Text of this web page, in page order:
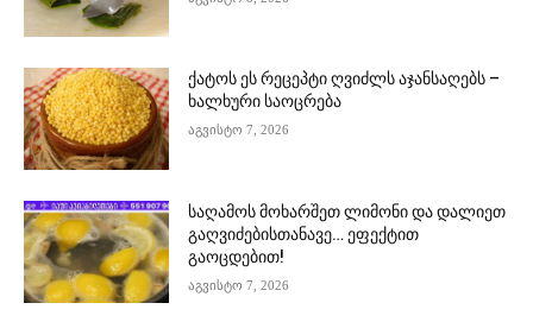
ქატოს ეს რეცეპტი ღვიძლს აჯანსაღებს –
ხალხური საოცრება
აგვისტო 7, 2026
საღამოს მოხარშეთ ლიმონი და დალიეთ
გაღვიძებისთანავე… ეფექტით
გაოცდებით!
აგვისტო 7, 2026